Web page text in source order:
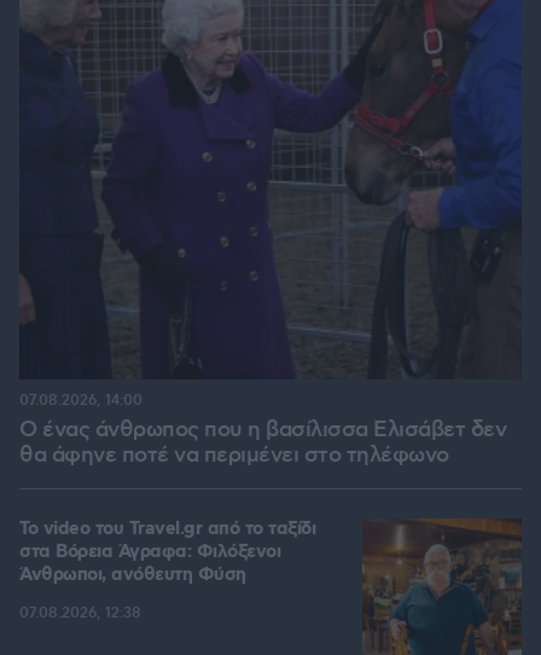
Ο ένας άνθρωπος που η βασίλισσα Ελισάβετ δεν
θα άφηνε ποτέ να περιμένει στο τηλέφωνο
07.08.2026, 14:00
To video του Travel.gr από το ταξίδι
στα Βόρεια Άγραφα: Φιλόξενοι
Άνθρωποι, ανόθευτη Φύση
07.08.2026, 12:38